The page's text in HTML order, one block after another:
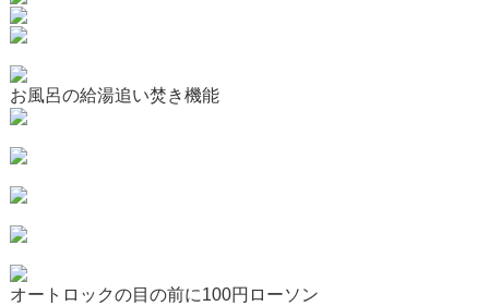
お風呂の給湯追い焚き機能
オートロックの目の前に100円ローソン